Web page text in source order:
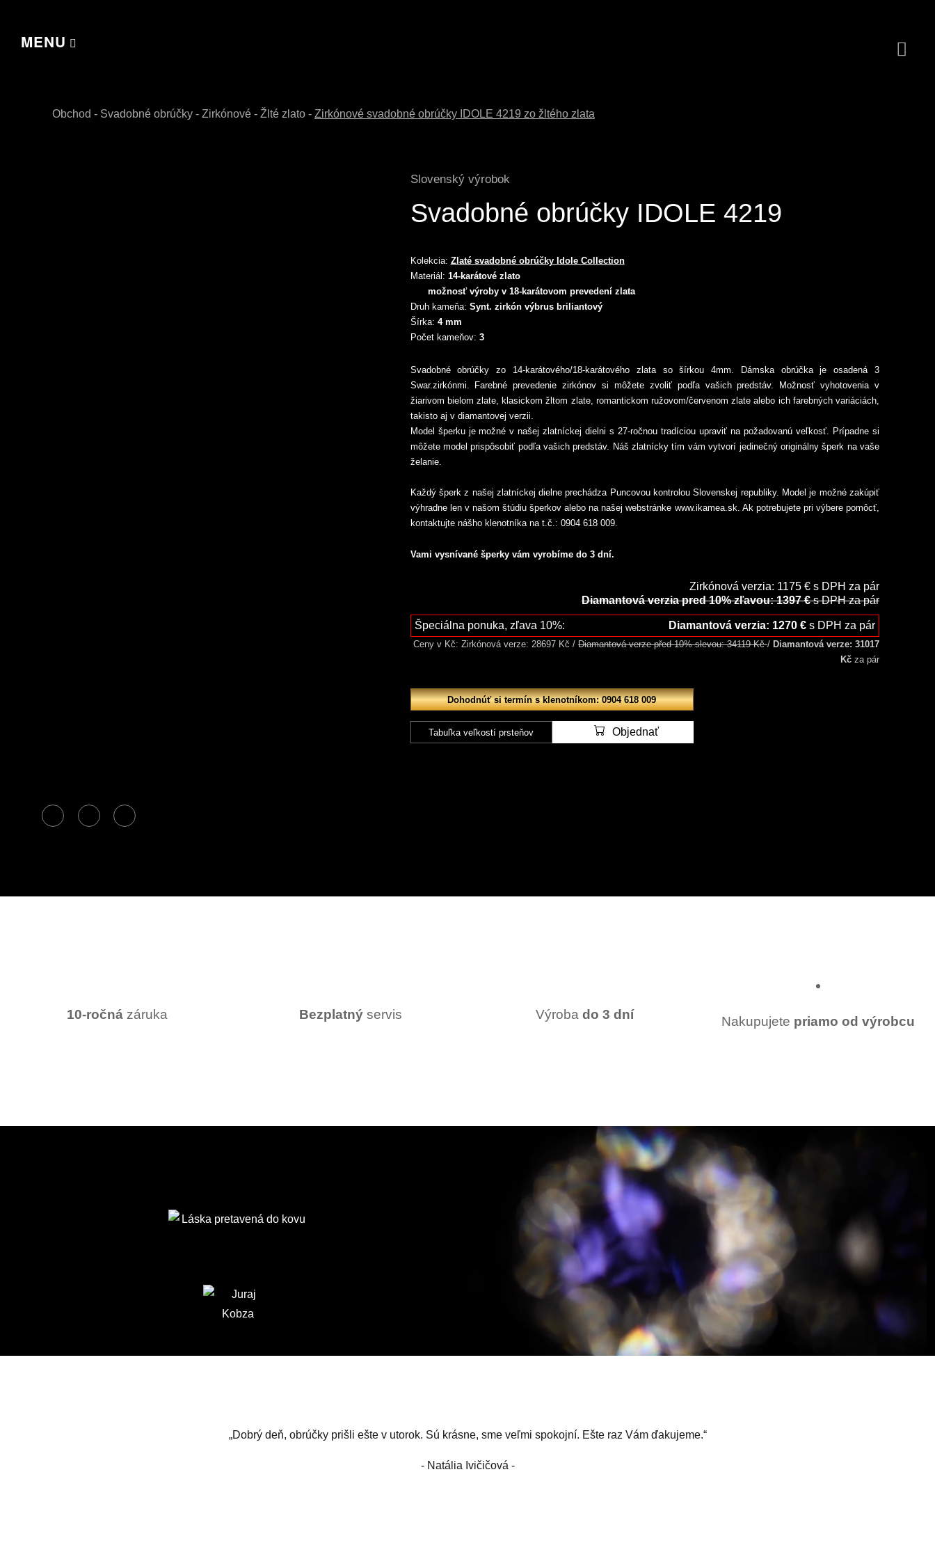
MENU
Obchod - Svadobné obrúčky - Zirkónové - Žlté zlato - Zirkónové svadobné obrúčky IDOLE 4219 zo žltého zlata
Slovenský výrobok
Svadobné obrúčky IDOLE 4219
Kolekcia: Zlaté svadobné obrúčky Idole Collection
Materiál: 14-karátové zlato
možnosť výroby v 18-karátovom prevedení zlata
Druh kameňa: Synt. zirkón výbrus briliantový
Šírka: 4 mm
Počet kameňov: 3
Svadobné obrúčky zo 14-karátového/18-karátového zlata so šírkou 4mm. Dámska obrúčka je osadená 3
Swar.zirkónmi. Farebné prevedenie zirkónov si môžete zvoliť podľa vašich predstáv. Možnosť vyhotovenia v
žiarivom bielom zlate, klasickom žltom zlate, romantickom ružovom/červenom zlate alebo ich farebných variáciách,
takisto aj v diamantovej verzii.
Model šperku je možné v našej zlatníckej dielni s 27-ročnou tradíciou upraviť na požadovanú veľkosť. Prípadne si
môžete model prispôsobiť podľa vašich predstáv. Náš zlatnícky tím vám vytvorí jedinečný originálny šperk na vaše
želanie.
Každý šperk z našej zlatníckej dielne prechádza Puncovou kontrolou Slovenskej republiky. Model je možné zakúpiť
výhradne len v našom štúdiu šperkov alebo na našej webstránke www.ikamea.sk. Ak potrebujete pri výbere pomôcť,
kontaktujte nášho klenotníka na t.č.: 0904 618 009.
Vami vysnívané šperky vám vyrobíme do 3 dní.
Zirkónová verzia: 1175 € s DPH za pár
Diamantová verzia pred 10% zľavou: 1397 €s DPH za pár
Špeciálna ponuka, zľava 10%: Diamantová verzia: 1270 € s DPH za pár
Ceny v Kč: Zirkónová verze: 28697 Kč / Diamantová verze před 10% slevou: 34119 Kč/ Diamantová verze: 31017
Kč za pár
Dohodnúť si termín s klenotníkom: 0904 618 009
Tabuľka veľkostí prsteňov Objednať
10-ročnázáruka Bezplatný servis Výroba do 3 dní Nakupujete priamo od výrobcu
„Dobrý deň, obrúčky prišli ešte v utorok. Sú krásne, sme veľmi spokojní. Ešte raz Vám ďakujeme.“
- Natália Ivičičová -